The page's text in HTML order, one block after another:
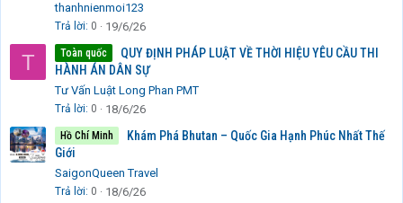
thanhnienmoi123
Trả lời 0 19/6/26
T Toàn quốc
QUY ĐỊNH PHÁP LUẬT VỀ THỜI HIỆU YÊU CẦU THI
HÀNH ÁN DÂN SỰ
Tư Vấn Luật Long Phan PMT
Trả lời 0 18/6/26
Hồ Chí Minh
Khám Phá Bhutan – Quốc Gia Hạnh Phúc Nhất Thế
Giới
SaigonQueen Travel
Trả lời 0 18/6/26